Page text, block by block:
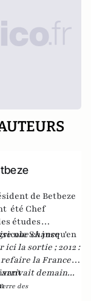
de Betbeze
été Chef
études
SA jusqu'en
une chance
ici la sortie ;2012 :
la France,
arrivait demain...
des